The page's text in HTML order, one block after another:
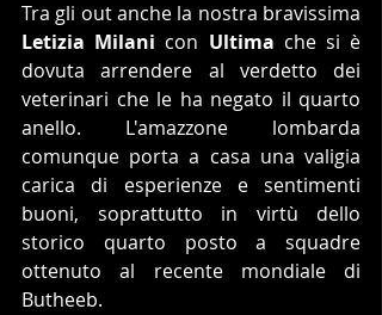
Letizia Milani con Ultima che si è
dovuta arrendere al verdetto dei
veterinari che le ha negato il quarto
anello. L'amazzone lombarda
comunque porta a casa una valigia
carica di esperienze e sentimenti
buoni, soprattutto in virtù dello
storico quarto posto a squadre
ottenuto al recente mondiale di
Butheeb.